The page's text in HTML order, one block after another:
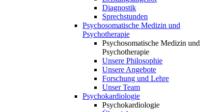
Diagnostik
Sprechstunden
Psychosomatische Medizin und
Psychotherapie
Psychosomatische Medizin und
Psychotherapie
Unsere Philosophie
Unsere Angebote
Forschung und Lehre
Unser Team
Psychokardiologie
Psychokardiologie